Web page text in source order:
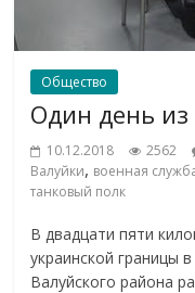
Общество
Один день
10.12.2018 2562
Валуйки, военная
танковый полк
В двадцати пяти
украинской границы
Валуйского района